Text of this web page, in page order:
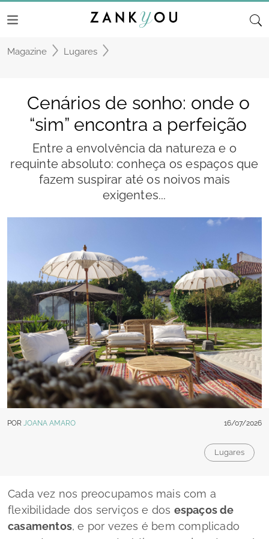
Magazine Lugares
Cenários de sonho: onde o
“sim” encontra a perfeição
Entre a envolvência da natureza e o
requinte absoluto: conheça os espaços que
fazem suspirar até os noivos mais
exigentes...
POR JOANA AMARO 16/07/2026
Lugares
Cada vez nos preocupamos mais com a
flexibilidade dos serviços e dos espaços de
casamentos, e por vezes é bem complicado